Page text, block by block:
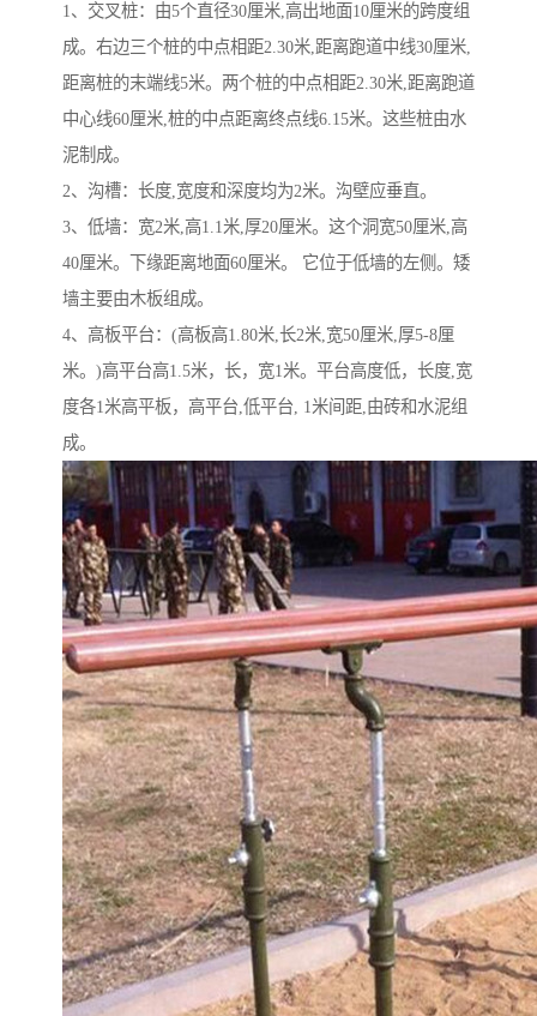
1、交叉桩：由5个直径30厘米,高出地面10厘米的跨度组
成。右边三个桩的中点相距2.30米,距离跑道中线30厘米,
距离桩的末端线5米。两个桩的中点相距2.30米,距离跑道
中心线60厘米,桩的中点距离终点线6.15米。这些桩由水
泥制成。
2、沟槽：长度,宽度和深度均为2米。沟壁应垂直。
3、低墙：宽2米,高1.1米,厚20厘米。这个洞宽50厘米,高
40厘米。下缘距离地面60厘米。 它位于低墙的左侧。矮
墙主要由木板组成。
4、高板平台：(高板高1.80米,长2米,宽50厘米,厚5-8厘
米。)高平台高1.5米，长，宽1米。平台高度低，长度,宽
度各1米高平板，高平台,低平台, 1米间距,由砖和水泥组
成。